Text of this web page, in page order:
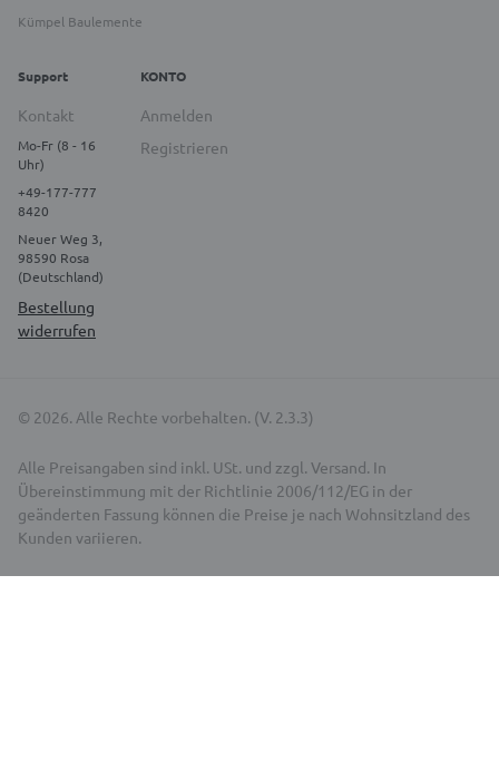
Kümpel Baulemente
Support
Kontakt
Mo-Fr (8 - 16
Uhr)
+49-177-777
8420
Neuer Weg 3,
98590 Rosa
(Deutschland)
Bestellung
widerrufen
KONTO
Anmelden
Registrieren
© 2026. Alle Rechte vorbehalten. (V. 2.3.3)
Alle Preisangaben sind inkl. USt. und zzgl. Versand. In
Übereinstimmung mit der Richtlinie 2006/112/EG in der
geänderten Fassung können die Preise je nach Wohnsitzland des
Kunden variieren.